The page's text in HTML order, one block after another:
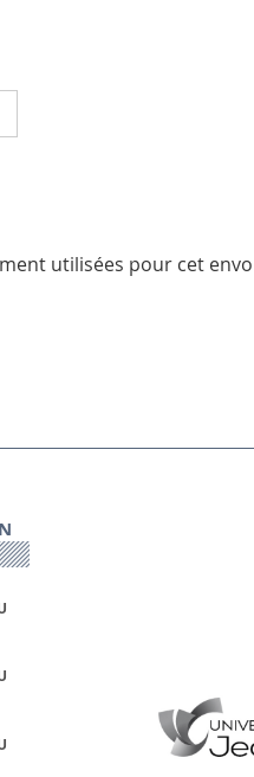
utilisées pour cet